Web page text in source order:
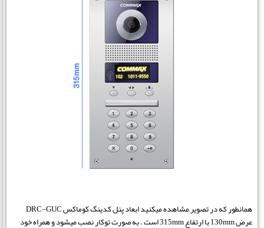
همانطور که در تصویر مشاهده میکنید ابعاد پنل کدینگ کوماکس DRC-GUC
عرض 130mm با ارتفاع 315mm است . به صورت توکار نصب میشود و همراه خود